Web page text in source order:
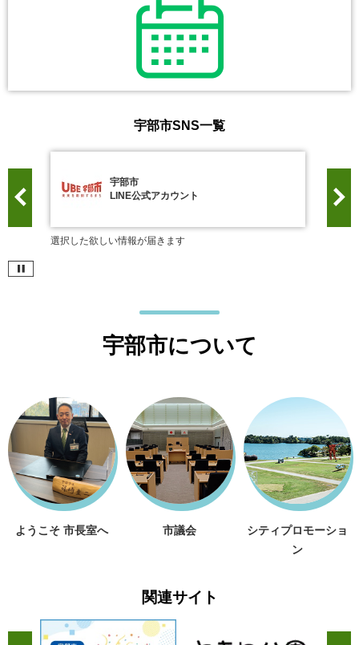
宇部市SNS一覧
宇部市
LINE公式アカウント
選択した欲しい情報が届きます
宇部市について
ようこそ 市長室へ 市議会
シティプロモーショ
ン
関連サイト